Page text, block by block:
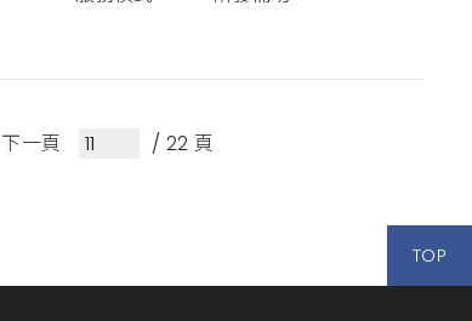
下一頁 / 22 頁
TOP